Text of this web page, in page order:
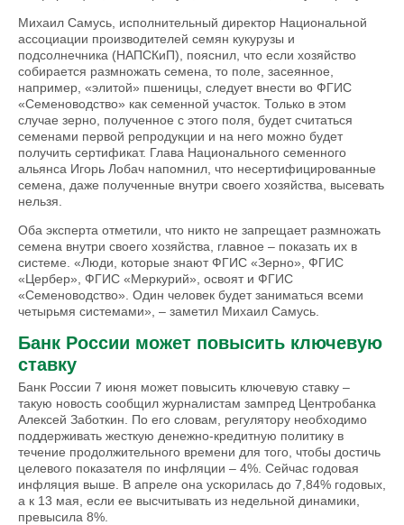
Михаил Самусь, исполнительный директор Национальной
ассоциации производителей семян кукурузы и
подсолнечника (НАПСКиП), пояснил, что если хозяйство
собирается размножать семена, то поле, засеянное,
например, «элитой» пшеницы, следует внести во ФГИС
«Семеноводство» как семенной участок. Только в этом
случае зерно, полученное с этого поля, будет считаться
семенами первой репродукции и на него можно будет
получить сертификат. Глава Национального семенного
альянса Игорь Лобач напомнил, что несертифицированные
семена, даже полученные внутри своего хозяйства, высевать
нельзя.
Оба эксперта отметили, что никто не запрещает размножать
семена внутри своего хозяйства, главное – показать их в
системе. «Люди, которые знают ФГИС «Зерно», ФГИС
«Цербер», ФГИС «Меркурий», освоят и ФГИС
«Семеноводство». Один человек будет заниматься всеми
четырьмя системами», – заметил Михаил Самусь.
Банк России может повысить ключевую
ставку
Банк России 7 июня может повысить ключевую ставку –
такую новость сообщил журналистам зампред Центробанка
Алексей Заботкин. По его словам, регулятору необходимо
поддерживать жесткую денежно-кредитную политику в
течение продолжительного времени для того, чтобы достичь
целевого показателя по инфляции – 4%. Сейчас годовая
инфляция выше. В апреле она ускорилась до 7,84% годовых,
а к 13 мая, если ее высчитывать из недельной динамики,
превысила 8%.